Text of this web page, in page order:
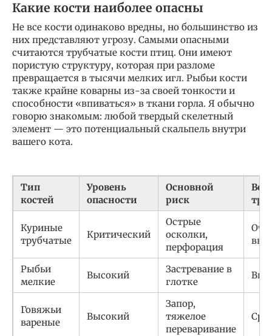
Какие кости наиболее опасны
Не все кости одинаково вредны, но большинство из
них представляют угрозу. Самыми опасными
считаются трубчатые кости птиц. Они имеют
пористую структуру, которая при разломе
превращается в тысячи мелких игл. Рыбьи кости
также крайне коварны из-за своей тонкости и
способности «впиваться» в ткани горла. Я обычно
говорю знакомым: любой твердый скелетный
элемент — это потенциальный скальпель внутри
вашего кота.
Тип
костей
Уровень
опасности
Основной
риск
Куриные
трубчатые
Критический
Острые
осколки,
перфорация
Рыбьи
мелкие
Высокий
Застревание в
глотке
Говяжьи
вареные
Высокий
Запор,
тяжелое
переваривание